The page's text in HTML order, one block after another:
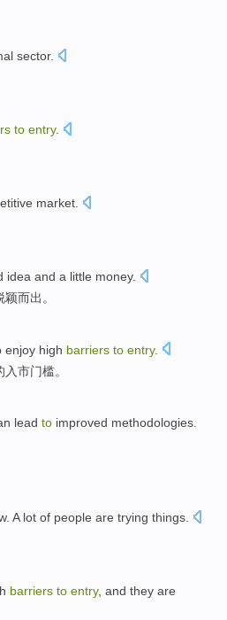
sector.
to entry.
market
idea and a little money.
颖而出。
enjoy high barriers to entry.
入市门槛。
lead to improved methodologies.
A lot of people are trying things
barriers to entry, and they are